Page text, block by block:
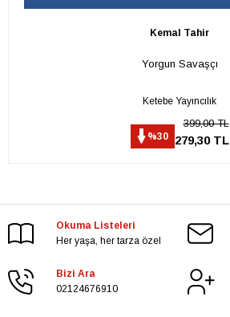
Kemal Tahir
Yorgun Savaşçı
Ketebe Yayıncılık
%30
399,00 TL
279,30 TL
Okuma Listeleri
Her yaşa, her tarza özel
Bizi Ara
02124676910